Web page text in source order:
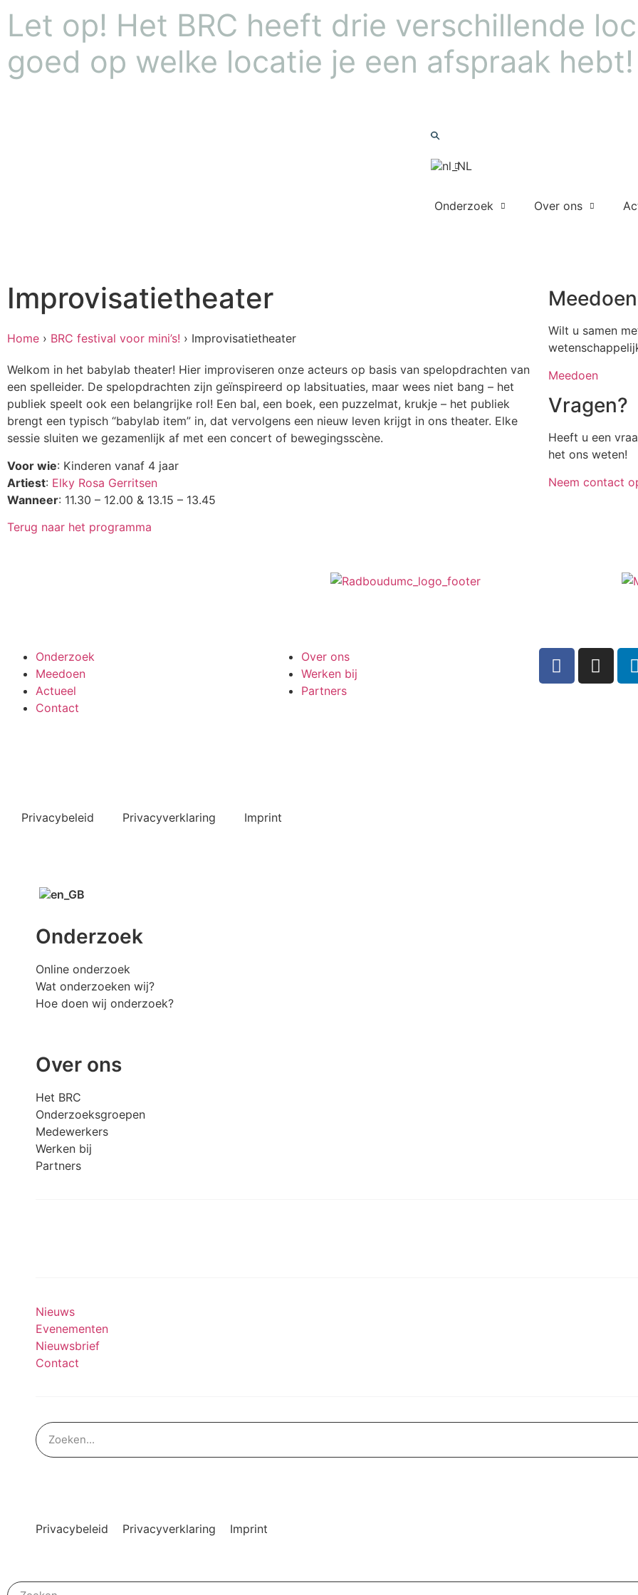
Let op! Het BRC heeft drie verschillende
goed op welke locatie je een afspraak hebt!
Onderzoek Over ons
Improvisatietheater
Home › BRC festival voor mini’s! › Improvisatietheater
Welkom in het babylab theater! Hier improviseren onze acteurs op basis van spelopdrachten van
een spelleider. De spelopdrachten zijn geïnspireerd op labsituaties, maar wees niet bang – het
publiek speelt ook een belangrijke rol! Een bal, een boek, een puzzelmat, krukje – het publiek
brengt een typisch “babylab item” in, dat vervolgens een nieuw leven krijgt in ons theater. Elke
sessie sluiten we gezamenlijk af met een concert of bewegingsscène.
Voor wie: Kinderen vanaf 4 jaar
Artiest: Elky Rosa Gerritsen
Wanneer: 11.30 – 12.00 & 13.15 – 13.45
Terug naar het programma
Wilt u samen
Meedoen
Vragen?
Heeft u een
het ons weten!
Neem contact
Onderzoek
Meedoen
Actueel
Contact
Over ons
Werken bij
Partners
Privacybeleid Privacyverklaring Imprint
Onderzoek
Online onderzoek
Wat onderzoeken wij?
Hoe doen wij onderzoek?
Over ons
Het BRC
Onderzoeksgroepen
Medewerkers
Werken bij
Partners
Nieuws
Evenementen
Nieuwsbrief
Contact
Privacybeleid Privacyverklaring Imprint